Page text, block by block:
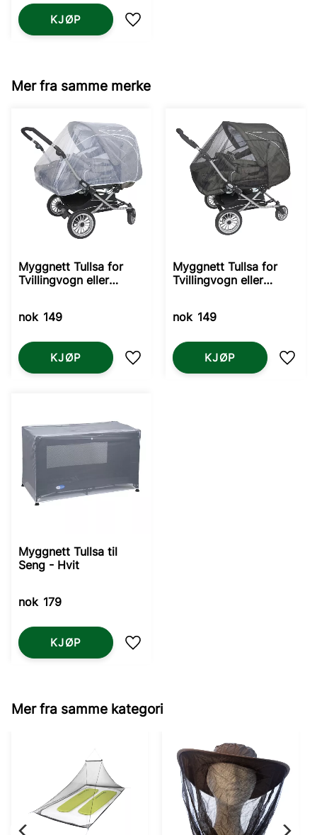
Lagre som favoritt
KJØP
Mer fra samme merke
Myggnett Tullsa for
Tvillingvogn eller
nok 149
Lagre som favoritt
KJØP
Myggnett Tullsa for
Tvillingvogn eller
nok 149
KJØP
Myggnett Tullsa til
Seng - Hvit
nok 179
Lagre som favoritt
KJØP
Mer fra samme kategori